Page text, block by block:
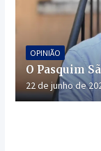
OPINIÃO
O Pasquim
22 de junho de